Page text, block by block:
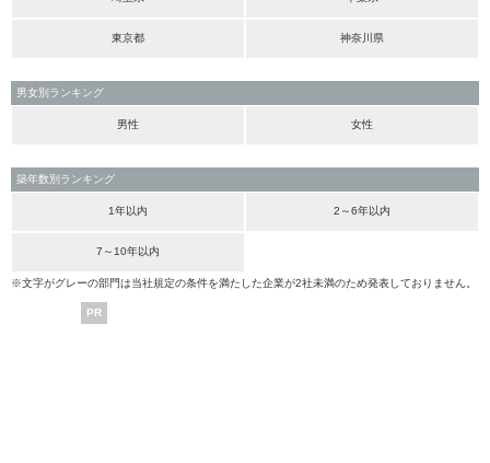
東京都 神奈川県
男女別ランキング
男性 女性
築年数別ランキング
1年以内 2～6年以内
7～10年以内
※文字がグレーの部門は当社規定の条件を満たした企業が2社未満のため発表しておりません。
PR